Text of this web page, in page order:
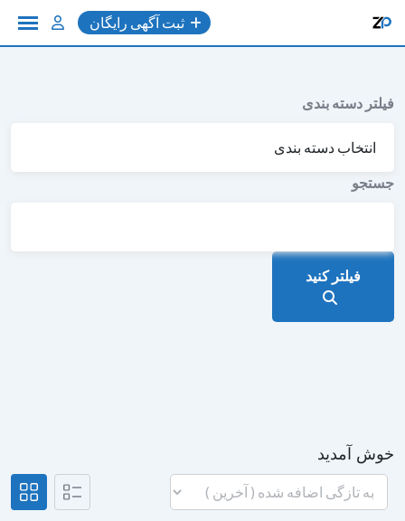
محتوا
ثبت آگهی رایگان
فیلتر دسته بندی
جستجو
فیلتر کنید
خوش آمدید